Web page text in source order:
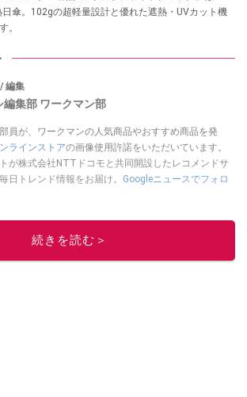
傘。102gの超軽量設計と優れた遮熱・UVカット機
。
編集
編集部 ワークマン部
員が、ワークマンの人気商品やおすすめ商品を発
ラインストアの画像使用許諾をいただいています。
が株式会社NTTドコモと共同開設したレコメンドサ
日トレンド情報をお届け。 Googleニュースでフォロ
このイチオシストの他の記事を読む
続きを読む＞